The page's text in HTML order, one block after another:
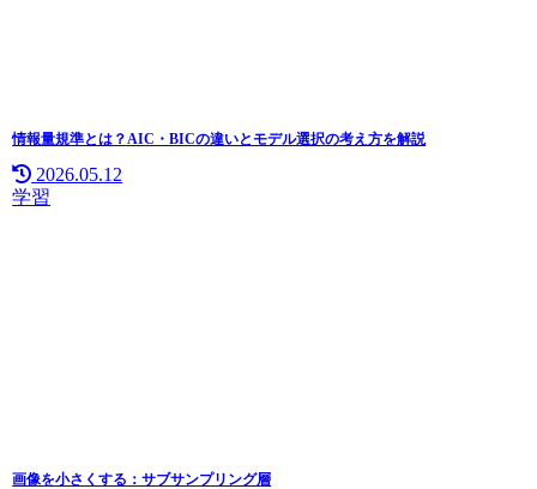
情報量規準とは？AIC・BICの違いとモデル選択の考え方を解説
2026.05.12
学習
画像を小さくする：サブサンプリング層